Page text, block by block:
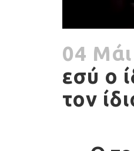
04 Μάι
εσύ ο
τον